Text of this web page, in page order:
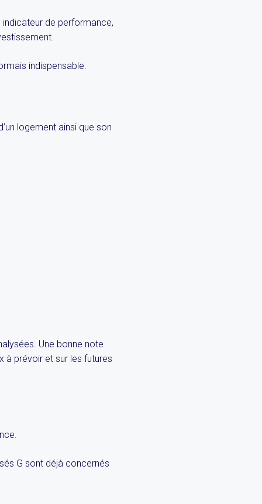
de performance,
indispensable.
logement ainsi que son
Une bonne note
à prévoir et sur les futures
G sont déjà concernés